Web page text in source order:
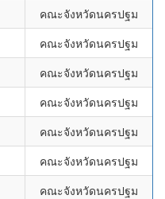
คณะจังหวัดนครปฐม
คณะจังหวัดนครปฐม
คณะจังหวัดนครปฐม
คณะจังหวัดนครปฐม
คณะจังหวัดนครปฐม
คณะจังหวัดนครปฐม
คณะจังหวัดนครปฐม